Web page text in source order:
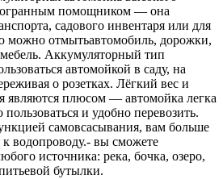
помощником — она
садового инвентаря или для
можно отмытьавтомобиль, дорожки,
Аккумуляторный тип
автомойкой в саду, на
о розетках. Лёгкий вес и
являются плюсом — автомойка легка
и удобно перевозить.
самовсасывания, вам больше
водопроводу.- вы сможете
источника: река, бочка, озеро,
бутылки.